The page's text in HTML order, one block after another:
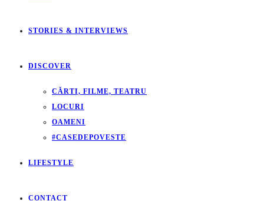
STORIES & INTERVIEWS
DISCOVER
CĂRTI, FILME, TEATRU
LOCURI
OAMENI
#CASEDEPOVESTE
LIFESTYLE
CONTACT